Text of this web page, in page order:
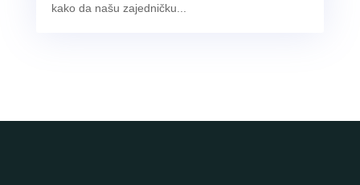
kako da našu zajedničku...